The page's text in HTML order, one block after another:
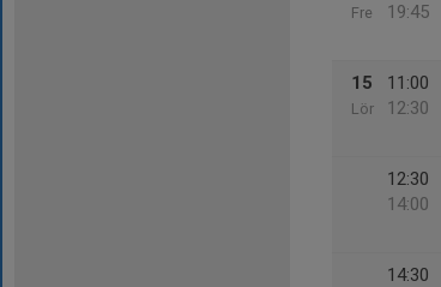
Fre
19:45
15
Lör
11:00
12:30
12:30
14:00
14:30